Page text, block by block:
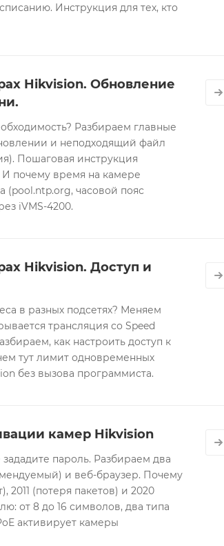
Инструкция для тех, кто
Hikvision. Обновление
Разбираем главные
и неподходящий файл
Пошаговая инструкция
почему время на камере
(pool.ntp.org, часовой пояс
iVMS-4200.
Hikvision. Доступ и
в разных подсетях? Меняем
трансляция со Speed
как настроить доступ к
тут лимит одновременных
без вызова программиста.
камер Hikvision
пароль. Разбираем два
и веб-браузер. Почему
2011 (потеря пакетов) и 2020
от 8 до 16 символов, два типа
активирует камеры